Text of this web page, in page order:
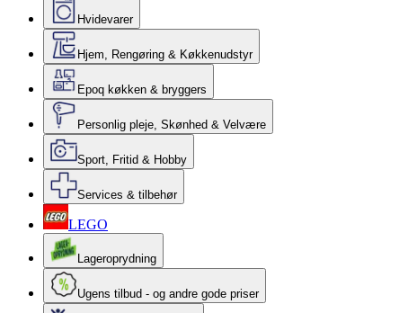
Hvidevarer
Hjem, Rengøring & Køkkenudstyr
Epoq køkken & bryggers
Personlig pleje, Skønhed & Velvære
Sport, Fritid & Hobby
Services & tilbehør
LEGO
Lageroprydning
Ugens tilbud - og andre gode priser